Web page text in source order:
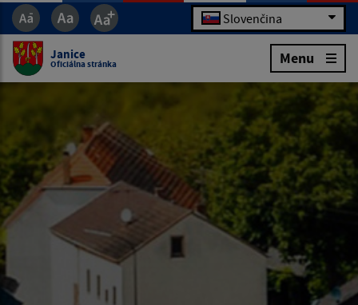
Slovenčina
Janice
Oficiálna stránka Menu